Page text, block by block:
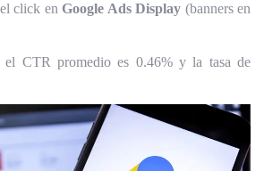
click enGoogle Ads Display (banners en
el CTR promedio es 0.46% y la tasa de